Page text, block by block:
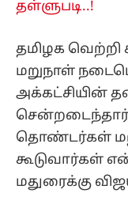
தள்ளுபடி..!
தமிழக வெற்றி
மறுநாள்
அக்கட்சியின்
தொண்டர்கள்
கூடுவார்கள்
மதுரைக்கு